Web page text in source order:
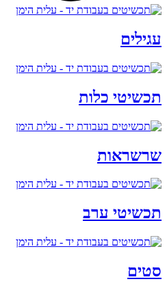
עגילים
תכשיטי כלות
שרשראות
תכשיטי ערב
סטים